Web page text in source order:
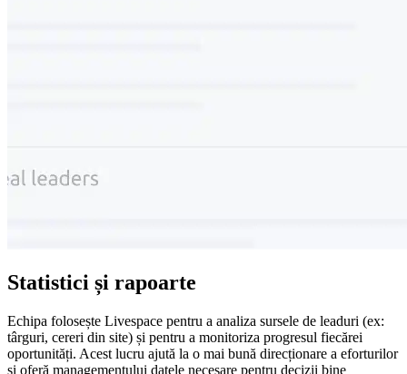
Statistici și rapoarte
Echipa folosește Livespace pentru a analiza sursele de leaduri (ex:
târguri, cereri din site) și pentru a monitoriza progresul fiecărei
oportunități. Acest lucru ajută la o mai bună direcționare a eforturilor
și oferă managementului datele necesare pentru decizii bine